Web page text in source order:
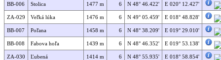
BB-006 Stolica 1477 m 6 N 48° 46.422' E 020° 12.427'
ZA-029 Veľká lúka 1476 m 6 N 49° 05.459' E 018° 48.828'
BB-007 Poľana 1458 m 6 N 48° 38.209' E 019° 29.010'
BB-008 Fabova hoľa 1439 m 6 N 48° 46.352' E 019° 53.138'
ZA-030 Ľubená 1414 m 6 N 48° 55.935' E 018° 58.854'